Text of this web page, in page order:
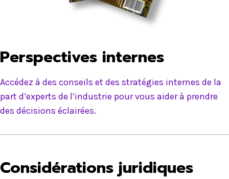
Perspectives internes
Accédez à des conseils et des stratégies internes de la
part d’experts de l’industrie pour vous aider à prendre
des décisions éclairées.
Considérations juridiques